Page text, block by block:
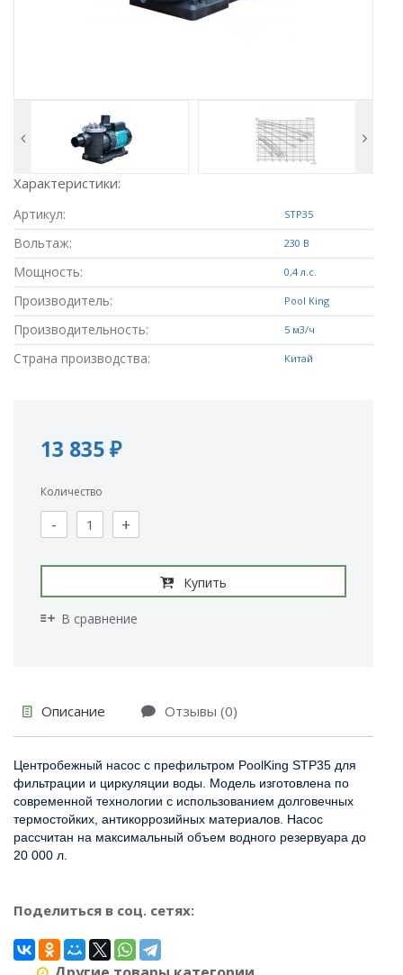
Характеристики:
Артикул: STP35
Вольтаж: 230 В
Мощность: 0,4 л.с.
Производитель: Pool King
Производительность: 5 м3/ч
Страна производства: Китай
13 835 ₽
Количество
- +
Купить
В сравнение
Описание Отзывы (0)
Центробежный насос с префильтром PoolKing STP35 для
фильтрации и циркуляции воды. Модель изготовлена по
современной технологии с использованием долговечных
термостойких, антикоррозийных материалов. Насос
рассчитан на максимальный объем водного резервуара до
20 000 л.
Поделиться в соц. сетях: